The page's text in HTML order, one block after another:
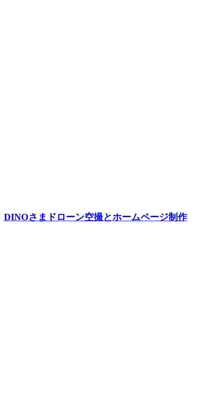
DINOさまドローン空撮とホームページ制作